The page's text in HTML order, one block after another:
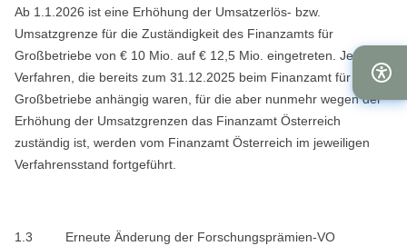
Ab 1.1.2026 ist eine Erhöhung der Umsatzerlös- bzw.
Umsatzgrenze für die Zuständigkeit des Finanzamts für
Großbetriebe von € 10 Mio. auf € 12,5 Mio. eingetreten. Jene
Verfahren, die bereits zum 31.12.2025 beim Finanzamt für
Großbetriebe anhängig waren, für die aber nunmehr wegen der
Erhöhung der Umsatzgrenzen das Finanzamt Österreich
zuständig ist, werden vom Finanzamt Österreich im jeweiligen
Verfahrensstand fortgeführt.
1.3 Erneute Änderung der Forschungsprämien-VO